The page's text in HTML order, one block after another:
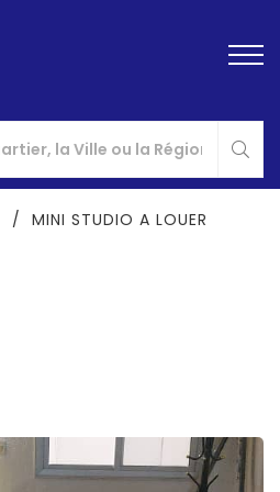
/ MINI STUDIO A LOUER